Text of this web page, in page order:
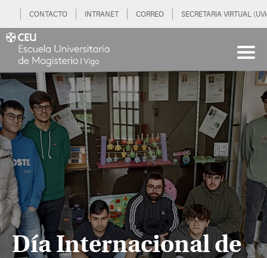
CONTACTO INTRANET CORREO SECRETARIA VIRTUAL
Día Internacional de